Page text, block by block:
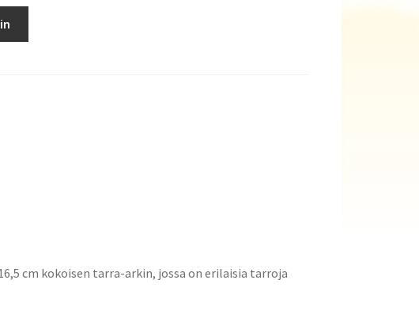
cm kokoisen tarra-arkin, jossa on erilaisia tarroja